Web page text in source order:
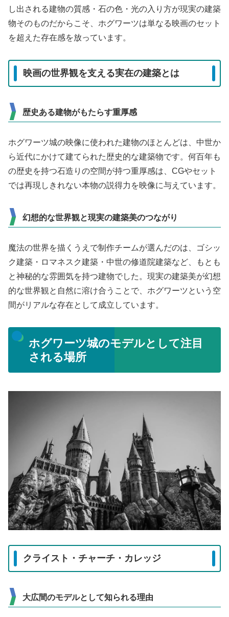
し出される建物の質感・石の色・光の入り方が現実の建築
物そのものだからこそ、ホグワーツは単なる映画のセット
を超えた存在感を放っています。
映画の世界観を支える実在の建築とは
歴史ある建物がもたらす重厚感
ホグワーツ城の映像に使われた建物のほとんどは、中世か
ら近代にかけて建てられた歴史的な建築物です。何百年も
の歴史を持つ石造りの空間が持つ重厚感は、CGやセット
では再現しきれない本物の説得力を映像に与えています。
幻想的な世界観と現実の建築美のつながり
魔法の世界を描くうえで制作チームが選んだのは、ゴシッ
ク建築・ロマネスク建築・中世の修道院建築など、もとも
と神秘的な雰囲気を持つ建物でした。現実の建築美が幻想
的な世界観と自然に溶け合うことで、ホグワーツという空
間がリアルな存在として成立しています。
ホグワーツ城のモデルとして注目
される場所
クライスト・チャーチ・カレッジ
大広間のモデルとして知られる理由